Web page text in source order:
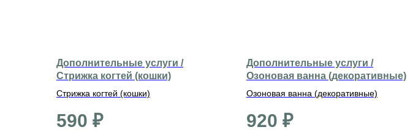
Дополнительные услуги /
Стрижка когтей (кошки)
Стрижка когтей (кошки)
590 ₽
Дополнительные услуги /
Озоновая ванна (декоративные)
Озоновая ванна (декоративные)
920 ₽